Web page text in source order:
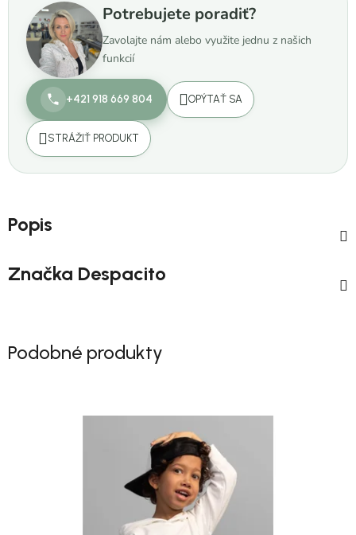
Potrebujete poradiť?
Zavolajte nám alebo využite jednu z našich
funkcií
+421 918 669 804 OPÝTAŤ SA
STRÁŽIŤ PRODUKT
Popis
Značka Despacito
Podobné produkty